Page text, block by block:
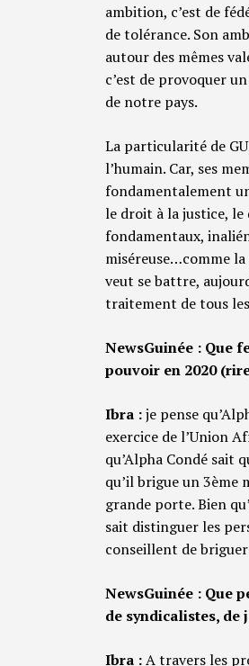
ambition, c’est de
de tolérance. Son
autour des mêmes
c’est de provoquer
de notre pays.
La particularité de
l’humain. Car, ses
fondamentalement
le droit à la justice,
fondamentaux,
miséreuse…comme la
veut se battre,
traitement de tous
NewsGuinée : Que
pouvoir en 2020
Ibra :je pense
exercice de l’Union
qu’Alpha Condé sait
qu’il brigue un 3ème
grande porte. Bien
sait distinguer les
conseillent de
NewsGuinée : Que
de syndicalistes, de
Ibra :A travers les